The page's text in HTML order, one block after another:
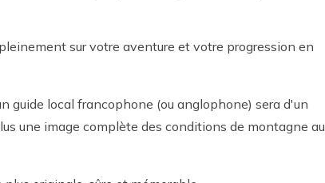
sur votre aventure et votre progression en
guide local francophone (ou anglophone) sera d'un
une image complète des conditions de montagne au